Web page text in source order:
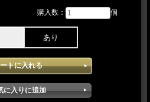
パフォーマンスを極上サウンドで存分にお楽
購入数： 個
あり